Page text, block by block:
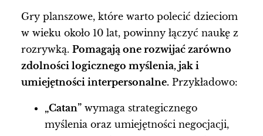
Gry planszowe, które warto polecić dzieciom
w wieku około 10 lat, powinny łączyć naukę z
rozrywką. Pomagają one rozwijać zarówno
zdolności logicznego myślenia, jak i
umiejętności interpersonalne. Przykładowo:
„Catan” wymaga strategicznego
myślenia oraz umiejętności negocjacji,